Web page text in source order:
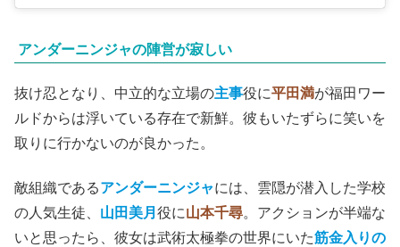
アンダーニンジャの陣営が寂しい
抜け忍となり、中立的な立場の主事役に平田満が福田ワー
ルドからは浮いている存在で新鮮。彼もいたずらに笑いを
取りに行かないのが良かった。
敵組織であるアンダーニンジャには、雲隠が潜入した学校
の人気生徒、 山田美月 役に山本千尋。アクションが半端な
いと思ったら、彼女は武術太極拳の世界にいた筋金入りの